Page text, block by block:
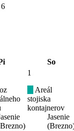
6
So
1
Areál
stojiska
kontajnerov
Jasenie